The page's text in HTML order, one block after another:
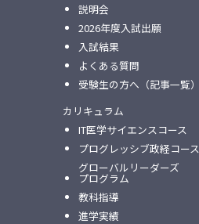
説明会
2026年度入試出願
入試結果
よくある質問
受験生の方へ（記事一覧）
カリキュラム
IT医学サイエンスコース
プログレッシブ政経コース
グローバルリーダーズ
プログラム
教科指導
進学実績